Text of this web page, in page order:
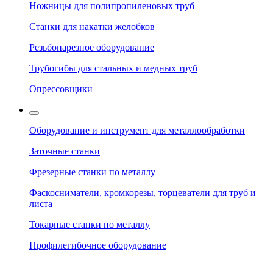
Ножницы для полипропиленовых труб
Станки для накатки желобков
Резьбонарезное оборудование
Трубогибы для стальных и медных труб
Опрессовщики
Оборудование и инструмент для металлообработки
Заточные станки
Фрезерные станки по металлу
Фаскосниматели, кромкорезы, торцеватели для труб и
листа
Токарные станки по металлу
Профилегибочное оборудование